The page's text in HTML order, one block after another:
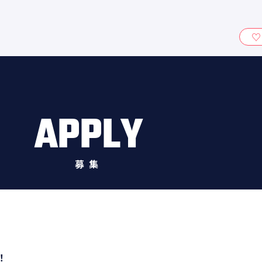
APPLY
募集